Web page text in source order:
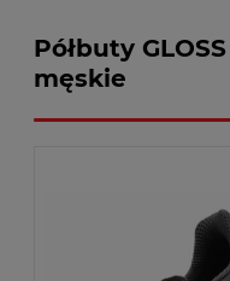
Półbuty
męskie